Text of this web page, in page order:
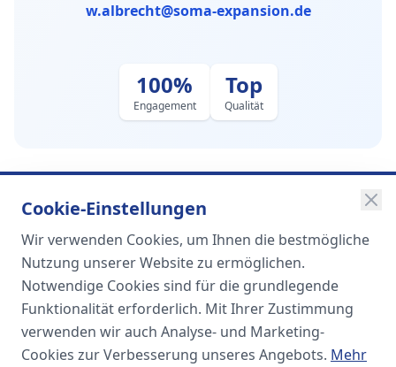
w.albrecht@soma-expansion.de
100%
Engagement
Top
Qualität
SOMA
Unternehmensgruppe
Spezialisiert auf Fach- und
Führungskräfte in der
Cookie-Einstellungen
Wir verwenden Cookies, um Ihnen die bestmögliche
Nutzung unserer Website zu ermöglichen.
Notwendige Cookies sind für die grundlegende
Funktionalität erforderlich. Mit Ihrer Zustimmung
verwenden wir auch Analyse- und Marketing-
Cookies zur Verbesserung unseres Angebots. Mehr